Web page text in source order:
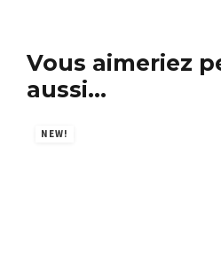
Vous aimeriez
aussi…
NEW!